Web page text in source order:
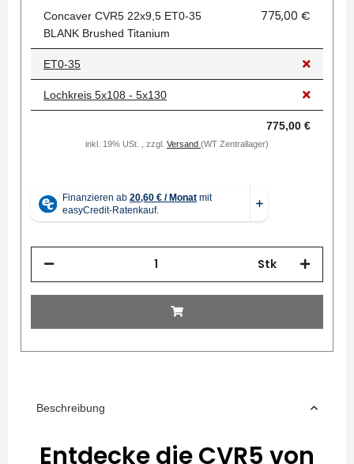
Concaver CVR5 22x9,5 ET0-35
BLANK Brushed Titanium
775,00 €
ET0-35
Lochkreis 5x108 - 5x130
775,00 €
inkl. 19% USt. , zzgl. Versand (WT Zentrallager)
Stk
Beschreibung
Entdecke die CVR5 von